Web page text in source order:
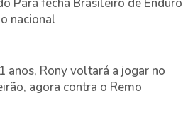
nacional
anos, Rony voltará a jogar no
agora contra o Remo